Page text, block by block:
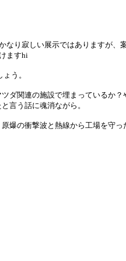
なり寂しい展示ではありますが
ますhi
ょう。
ダ関連の施設で埋まっているか
言う話に魂消ながら。
爆の衝撃波と熱線から工場を守っ